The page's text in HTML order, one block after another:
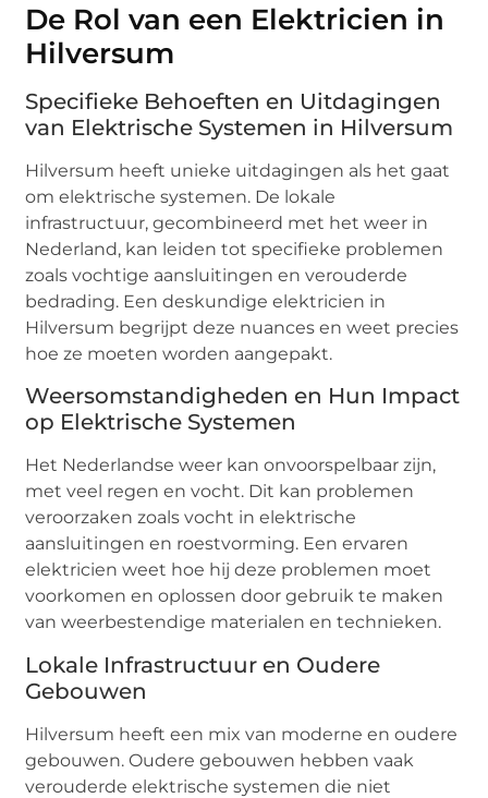
De Rol van een Elektricien in
Hilversum
Specifieke Behoeften en Uitdagingen
van Elektrische Systemen in Hilversum
Hilversum heeft unieke uitdagingen als het gaat
om elektrische systemen. De lokale
infrastructuur, gecombineerd met het weer in
Nederland, kan leiden tot specifieke problemen
zoals vochtige aansluitingen en verouderde
bedrading. Een deskundige elektricien in
Hilversum begrijpt deze nuances en weet precies
hoe ze moeten worden aangepakt.
Weersomstandigheden en Hun Impact
op Elektrische Systemen
Het Nederlandse weer kan onvoorspelbaar zijn,
met veel regen en vocht. Dit kan problemen
veroorzaken zoals vocht in elektrische
aansluitingen en roestvorming. Een ervaren
elektricien weet hoe hij deze problemen moet
voorkomen en oplossen door gebruik te maken
van weerbestendige materialen en technieken.
Lokale Infrastructuur en Oudere
Gebouwen
Hilversum heeft een mix van moderne en oudere
gebouwen. Oudere gebouwen hebben vaak
verouderde elektrische systemen die niet